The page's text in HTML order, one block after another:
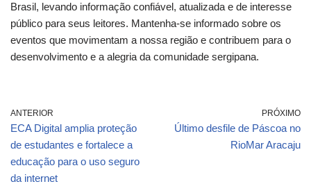
Brasil, levando informação confiável, atualizada e de interesse
público para seus leitores. Mantenha-se informado sobre os
eventos que movimentam a nossa região e contribuem para o
desenvolvimento e a alegria da comunidade sergipana.
ANTERIOR
ECA Digital amplia proteção
de estudantes e fortalece a
educação para o uso seguro
da internet
PRÓXIMO
Último desfile de Páscoa no
RioMar Aracaju